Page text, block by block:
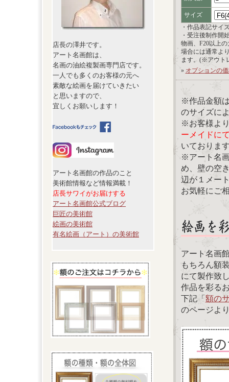
店長の澤井です。
アート名画館は、
名画の油絵複製画専門店です。
一人でも多くのお客様の元へ
素敵な絵画を届けていきたい
と思いますので、
宜しくお願いします！
アート名画館の作品のこと
美術館情報など情報満載！
店長サワイがお届けする
アート名画館公式ブログ
巨匠の美術館
絵画の美術館
有名絵画（アート）の美術館
サイズ
・作品表記サイ
・受注後制作開
物画、F20以上
場合には通常よ
ます。(※アウト
» オプションの
※作品金額
のサイズに
※お客様よ
ーメイドに
いておりま
※アート名
め、壁の空
辺が１メー
お気軽にご
アート名画
もちろん額
にて製作致
作品を彩る
下記「額の
のページよ